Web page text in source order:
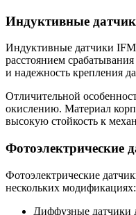
Индуктивные
Индуктивные датчики IFM
расстоянием
и надежность крепления
Отличительной
окислению. Материал
высокую стойкость к
Фотоэлектрические
Фотоэлектрические
нескольких модификациях:
Диффузные датчики